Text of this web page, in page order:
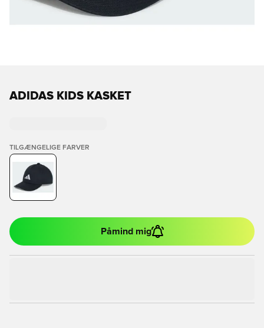
ADIDAS KIDS KASKET
TILGÆNGELIGE FARVER
Påmind mig